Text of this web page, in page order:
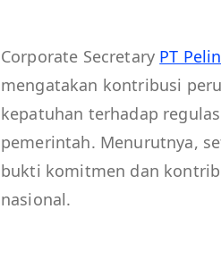
Corporate Secretary PT
mengatakan kontribusi
kepatuhan terhadap
pemerintah. Menurutnya,
bukti komitmen dan
nasional.